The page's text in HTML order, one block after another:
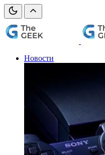
Новости